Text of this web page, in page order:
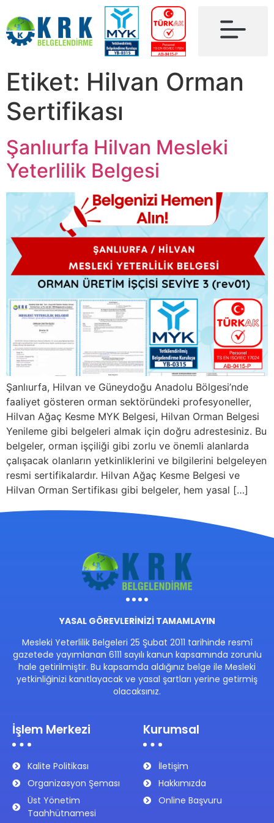
Etiket: Hilvan Orman
Sertifikası
Şanlıurfa Hilvan Mesleki
Yeterlilik Belgesi
Şanlıurfa, Hilvan ve Güneydoğu Anadolu Bölgesi’nde
faaliyet gösteren orman sektöründeki profesyoneller,
Hilvan Ağaç Kesme MYK Belgesi, Hilvan Orman Belgesi
Yenileme gibi belgeleri almak için doğru adrestesiniz. Bu
belgeler, orman işçiliği gibi zorlu ve önemli alanlarda
çalışacak olanların yetkinliklerini ve bilgilerini belgeleyen
resmi sertifikalardır. Hilvan Ağaç Kesme Belgesi ve
Hilvan Orman Sertifikası gibi belgeler, hem yasal […]
YASAL GÖREVLERİNİZİ TAMAMLAYIN
Mesleki Yeterlilik Belgeleri 25 Şubat 2011 tarihinde resmî
gazetede yayımlanan 6111 sayılı kanun kapsamında zorunlu
hale getirilmiştir. Bu kapsamda aldığınız belge ile Mesleki
yetkinliğinizi kanıtlayacak ve yasal şartları yerine getirmiş
olacaksınız.
İşlem Merkezi
Kalite Politikası
Organizasyon Şeması
Üst Yönetim
Taahhütnamesi
Kurumsal
İletişim
Hakkımızda
Online Başvuru